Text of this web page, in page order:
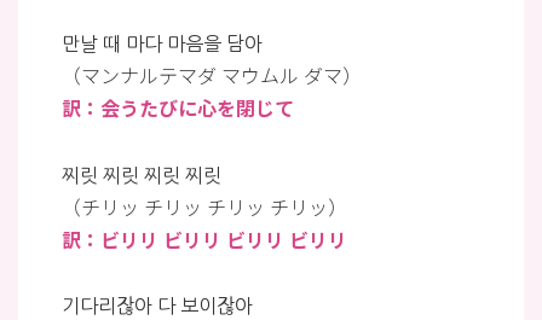
만날 때 마다 마음을 담아
（マンナルテマダ マウムル ダマ）
訳：会うたびに心を閉じて
찌릿 찌릿 찌릿 찌릿
（チリッ チリッ チリッ チリッ）
訳：ビリリ ビリリ ビリリ ビリリ
기다리잖아 다 보이잖아